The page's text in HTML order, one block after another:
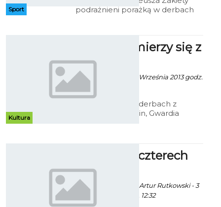
Sport
podrażnieni porażką w derbach
Kultura
Gwardia zmierzy się z
Cartusią
Patryk Pietrzala - 18 Września 2013 godz.
Po przegranej w derbach z
Bałtykiem Koszalin, Gwardia
Spotkania czterech
kultur
Alina Konieczna fot. Artur Rutkowski - 3
Września 2013 godz. 12:32